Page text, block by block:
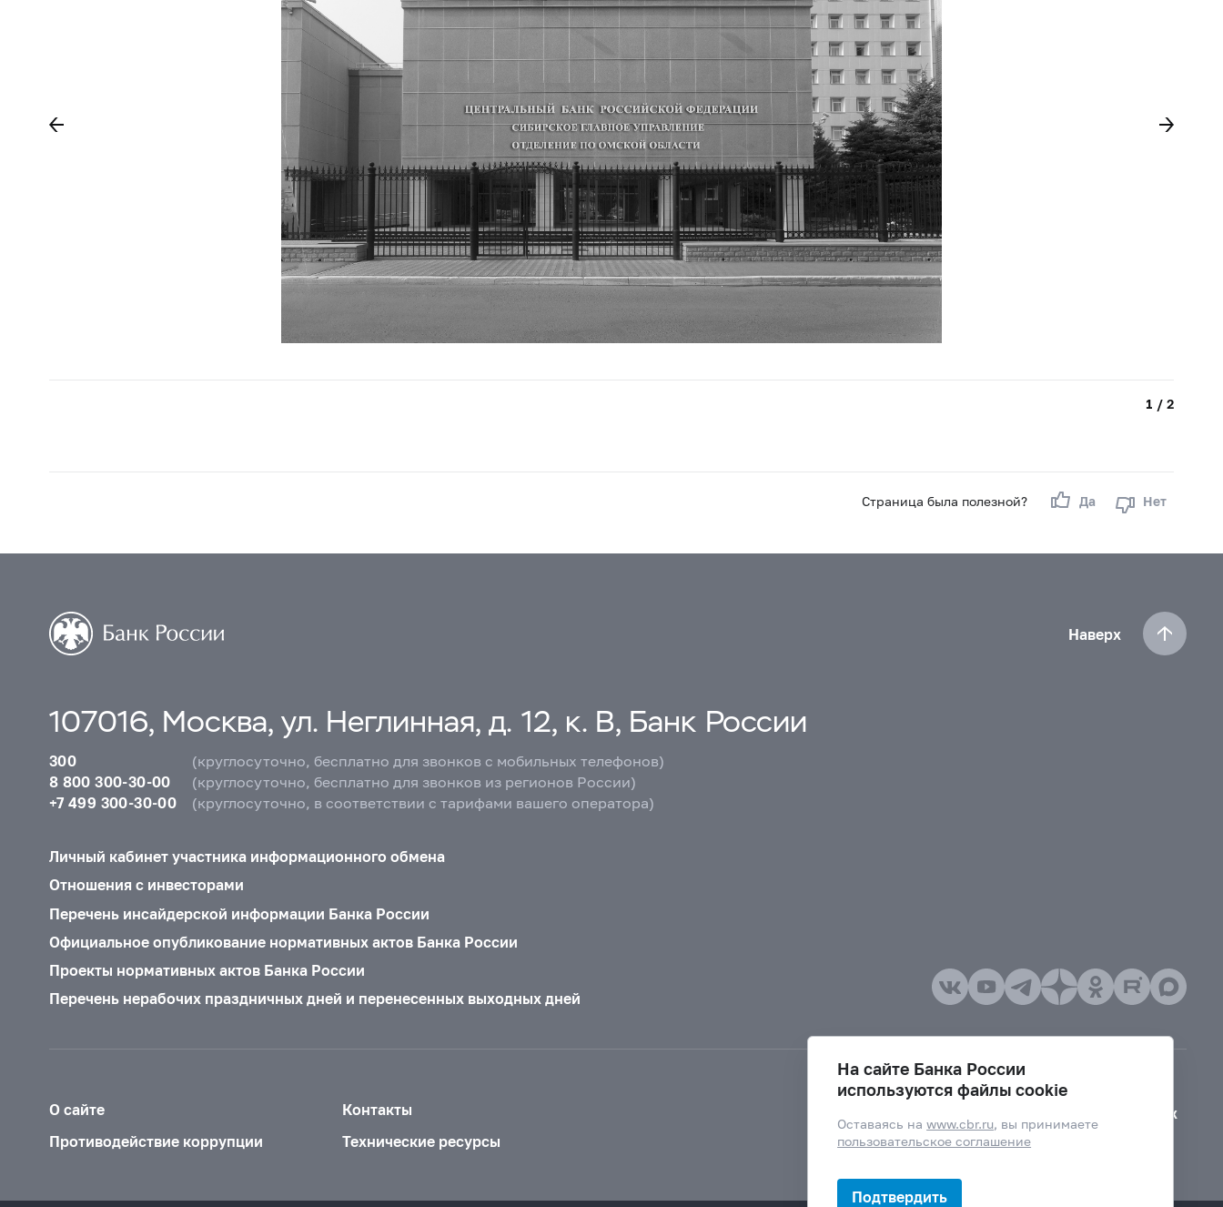
1 / 2
Страница была полезной? Да Нет
Наверх
107016, Москва, ул. Неглинная, д. 12, к. В, Банк России
300
(круглосуточно, бесплатно для звонков с мобильных телефонов)
8 800 300-30-00
(круглосуточно, бесплатно для звонков из регионов России)
+7 499 300-30-00
(круглосуточно, в соответствии с тарифами вашего оператора)
Личный кабинет участника информационного обмена
Отношения с инвесторами
Перечень инсайдерской информации Банка России
Официальное опубликование нормативных актов Банка России
Проекты нормативных актов Банка России
Перечень нерабочих праздничных дней и перенесенных выходных дней
О сайте
Контакты
Противодействие коррупции
Технические ресурсы
Версия для слабовидящих
На сайте Банка России
используются файлы cookie
Оставаясь наwww.cbr.ru, вы принимаете
пользовательское соглашение
Подтвердить